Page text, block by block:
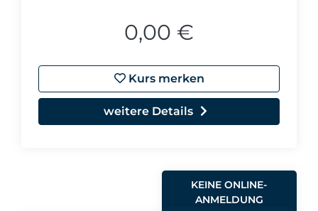
0,00 €
Kurs merken
weitere Details
KEINE ONLINE-
ANMELDUNG